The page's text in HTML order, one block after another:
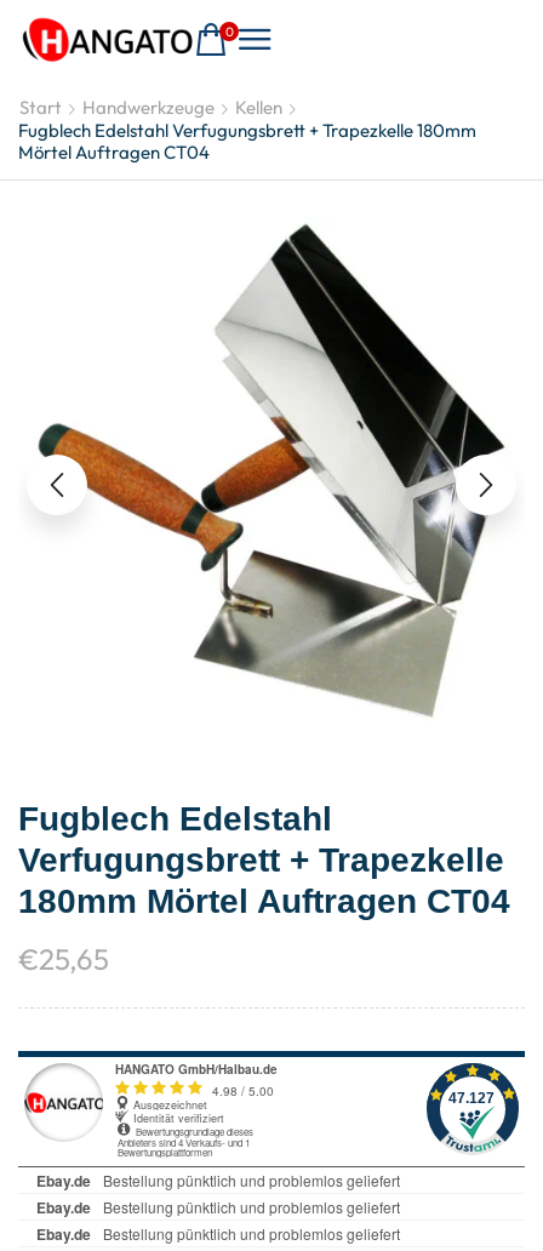
0
Start Handwerkzeuge
Kellen
Fugblech Edelstahl Verfugungsbrett + Trapezkelle 180mm
Mörtel Auftragen CT04
Fugblech Edelstahl
Verfugungsbrett + Trapezkelle
180mm Mörtel Auftragen CT04
€25,65